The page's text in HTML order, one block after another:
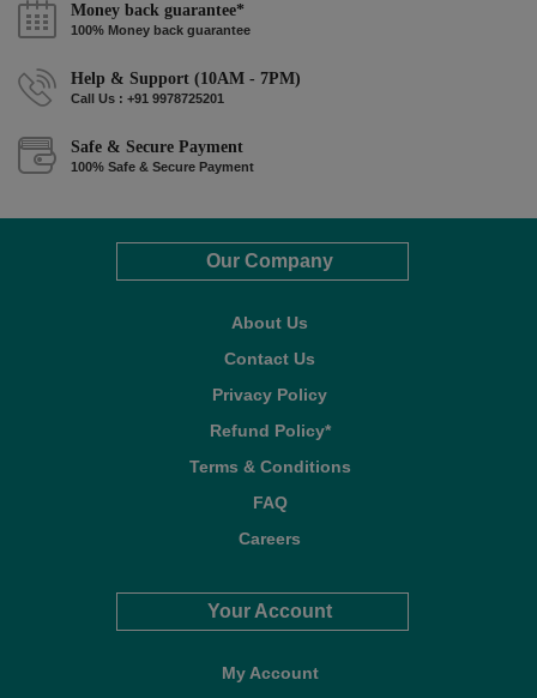
Money back guarantee*
100% Money back guarantee
Help & Support (10AM - 7PM)
Call Us : +91 9978725201
Safe & Secure Payment
100% Safe & Secure Payment
Our Company
About Us
Contact Us
Privacy Policy
Refund Policy*
Terms & Conditions
FAQ
Careers
Your Account
My Account